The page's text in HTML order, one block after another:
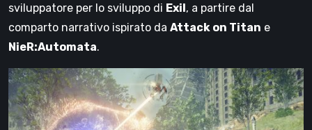
sviluppatore per lo sviluppo di Exil, a partire dal
comparto narrativo ispirato da Attack on Titan e
NieR:Automata.